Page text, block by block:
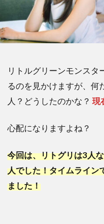
リトルグリーンモンスタ
るのを見かけますが、何
人？どうしたのかな？ 現
心配になりますよね？
今回は、リトグリは3人
人でした！タイムライン
ました！